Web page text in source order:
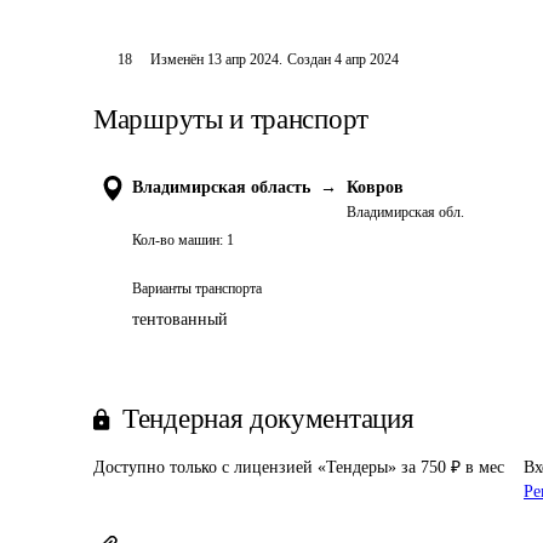
18 Изменён 13 апр 2024. Создан 4 апр 2024
Маршруты и транспорт
Владимирская область → Ковров
Владимирская обл.
Кол-во машин: 1
Варианты транспорта
тентованный
Тендерная документация
Доступно только с лицензией «Тендеры» за 750 ₽ в мес